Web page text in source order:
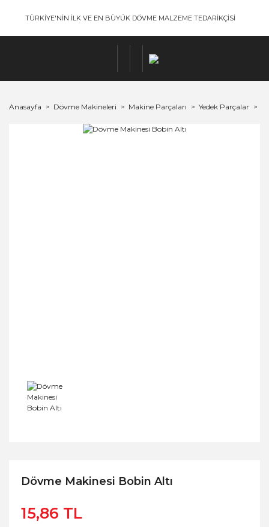
TÜRKİYE'NİN İLK VE EN BÜYÜK DÖVME MALZEME TEDARİKÇİSİ
Anasayfa Dövme Makineleri Makine Parçaları Yedek Parçalar
Dövme Makinesi Bobin Altı
15,86 TL